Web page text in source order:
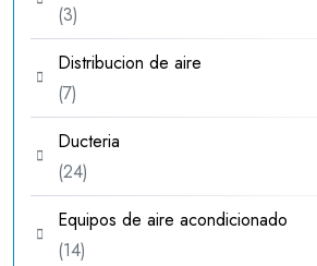
33
productos
Distribucion de aire
77
productos
Ducteria
2424
productos
Equipos de aire acondicionado
1414